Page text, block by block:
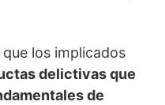
los implicados
delictivas que
de